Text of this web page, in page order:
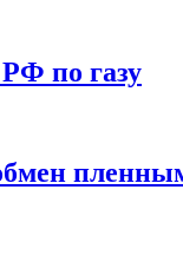
по газу